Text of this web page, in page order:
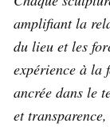
amplifiant la
du lieu et les
expérience à la
ancrée dans le
et